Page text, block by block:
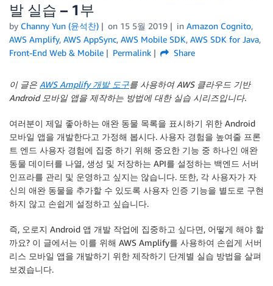
발 실습 – 1부
by Channy Yun (윤석찬) on 15 5월 2019 in Amazon Cognito,
AWS Amplify, AWS AppSync, AWS Mobile SDK, AWS SDK for Java,
Front-End Web & Mobile
Permalink Share
이 글은 AWS Amplify 개발 도구를 사용하여 AWS 클라우드 기반
Android 모바일 앱을 제작하는 방법에 대한 실습 시리즈입니다.
여러분이 제일 좋아하는 애완 동물 목록을 표시하기 위한 Android
모바일 앱을 개발한다고 가정해 봅시다. 사용자 경험을 높여줄 프론
트 엔드 사용자 경험에 집중 하기 위해 중요한 기능 중 하나인 애완
동물 데이터를 나열, 생성 및 저장하는 API를 설정하는 백엔드 서버
인프라를 관리 및 운영하고 싶지는 않습니다. 또한, 각 사용자가 자
신의 애완 동물을 추가할 수 있도록 사용자 인증 기능을 별도로 구현
하지 않고 손쉽게 설정하고 싶습니다.
즉, 오로지 Android 앱 개발 작업에 집중하고 싶다면, 어떻게 해야 할
까요? 이 글에서는 이를 위해 AWS Amplify를 사용하여 손쉽게 서버
리스 모바일 앱을 개발하기 위한 제작하기 단계별 실습 방법을 살펴
보겠습니다.